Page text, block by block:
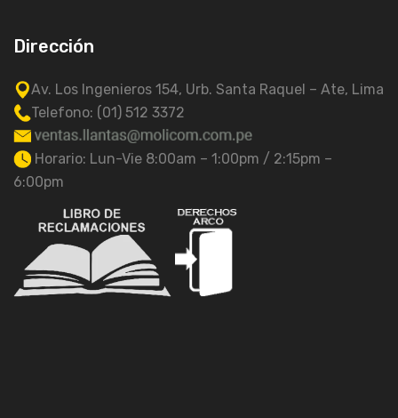
Dirección
Av. Los Ingenieros 154, Urb. Santa Raquel – Ate, Lima
Telefono: (01) 512 3372
Horario: Lun-Vie 8:00am – 1:00pm / 2:15pm –
6:00pm